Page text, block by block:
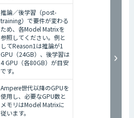
推論／後学習（post-
training）で要件が変わる
ため、各Model Matrixを
参照してください。例と
してReason1は推論が1
GPU（24GB）、後学習は
4 GPU（各80GB）が目安
です。
Ampere世代以降のGPUを
使用し、必要なGPU数と
メモリはModel Matrixに
従います。